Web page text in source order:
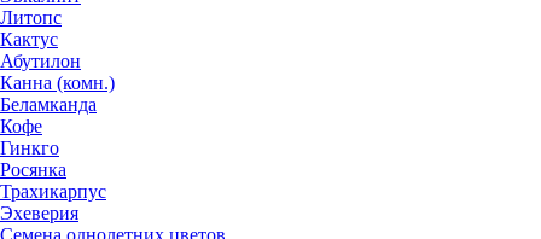
Литопс
Кактус
Абутилон
Канна (комн.)
Беламканда
Кофе
Гинкго
Росянка
Трахикарпус
Эхеверия
Семена однолетних цветов